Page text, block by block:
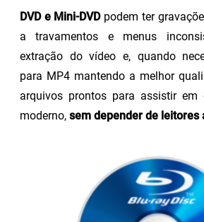
DVD e Mini-DVDpodem ter
a travamentos e menus
extração do vídeo e, quando
para MP4 mantendo a melhor
arquivos prontos para assistir em
moderno, sem depender de leitores